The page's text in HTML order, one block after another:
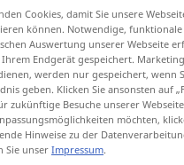
f<Geberin;Geberinnen>
Cookies, damit Sie unsere
können. Notwendige,
Auswertung unserer Webseite
Endgerät gespeichert.
werden nur gespeichert, wenn
geben. Klicken Sie ansonsten
zukünftige Besuche unserer
möchten,
Hinweise zu der
Sie unser Impressum.